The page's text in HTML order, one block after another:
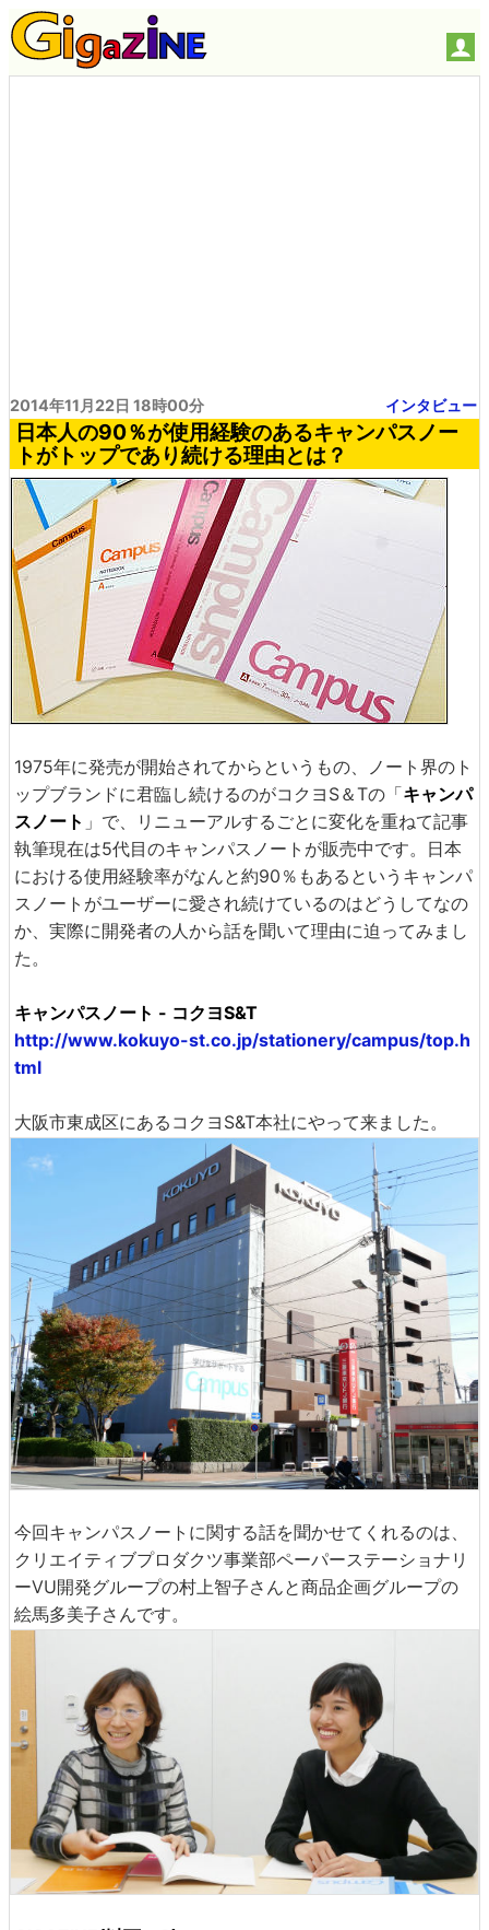
2014年11月22日 18時00分 インタビュー
日本人の90％が使用経験のあるキャンパスノー
トがトップであり続ける理由とは？
1975年に発売が開始されてからというもの、ノート界のト
ップブランドに君臨し続けるのがコクヨS＆Tの「キャンパ
スノート 」で、リニューアルするごとに変化を重ねて記事
執筆現在は5代目のキャンパスノートが販売中です。日本
における使用経験率がなんと約90％もあるというキャンパ
スノートがユーザーに愛され続けているのはどうしてなの
か、実際に開発者の人から話を聞いて理由に迫ってみまし
た。
キャンパスノート - コクヨS&T
http://www.kokuyo-st.co.jp/stationery/campus/top.h
tml
大阪市東成区にあるコクヨS&T本社にやって来ました。
今回キャンパスノートに関する話を聞かせてくれるのは、
クリエイティブプロダクツ事業部ペーパーステーショナリ
ーVU開発グループの村上智子さんと商品企画グループの
絵馬多美子さんです。